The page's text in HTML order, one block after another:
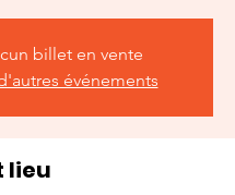
billet en vente
événements
lieu